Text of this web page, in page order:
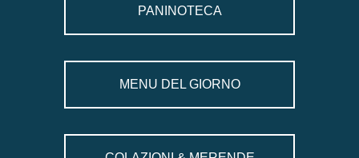
PANINOTECA
MENU DEL GIORNO